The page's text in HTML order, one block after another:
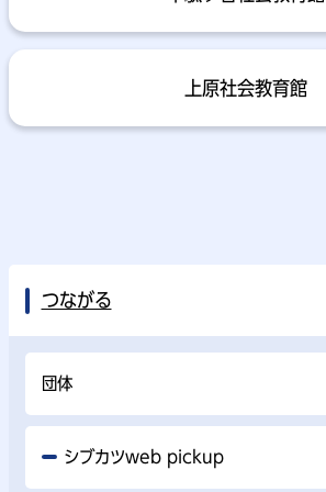
上原社会教育館
つながる
団体
シブカツweb pickup